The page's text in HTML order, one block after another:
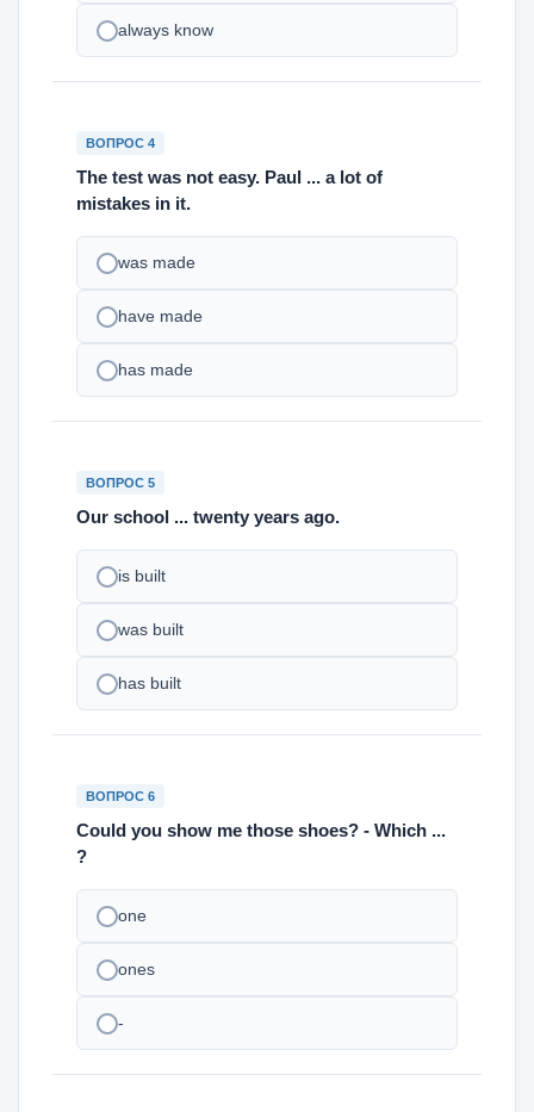
always know
ВОПРОС 4
The test was not easy. Paul ... a lot of
mistakes in it.
was made
have made
has made
ВОПРОС 5
Our school ... twenty years ago.
is built
was built
has built
ВОПРОС 6
Could you show me those shoes? - Which ...
?
one
ones
-